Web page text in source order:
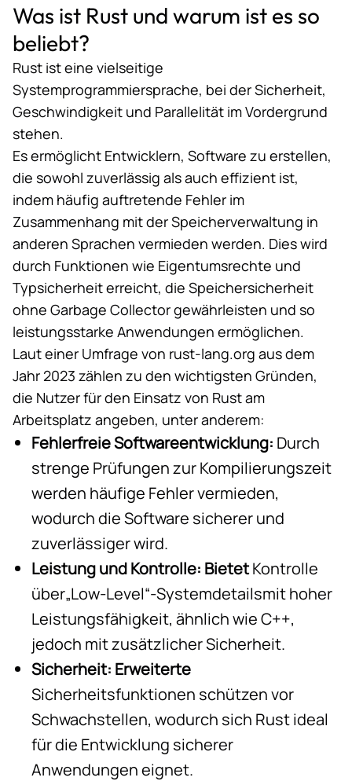
Was ist Rust und warum ist es so
beliebt?
Rust ist eine vielseitige
Systemprogrammiersprache, bei der Sicherheit,
Geschwindigkeit und Parallelität im Vordergrund
stehen.
Es ermöglicht Entwicklern, Software zu erstellen,
die sowohl zuverlässig als auch effizient ist,
indem häufig auftretende Fehler im
Zusammenhang mit der Speicherverwaltung in
anderen Sprachen vermieden werden. Dies wird
durch Funktionen wie Eigentumsrechte und
Typsicherheit erreicht, die Speichersicherheit
ohne Garbage Collectorgewährleisten und so
leistungsstarke Anwendungen ermöglichen.
Laut einer Umfrage von rust-lang.org aus dem
Jahr 2023 zählen zu den wichtigsten Gründen,
die Nutzer für den Einsatz von Rust am
Arbeitsplatz angeben, unter anderem:
Fehlerfreie Softwareentwicklung: Durch
strenge Prüfungen zur Kompilierungszeit
werden häufige Fehler vermieden,
wodurch die Software sicherer und
zuverlässiger wird.
Leistung und Kontrolle: BietetKontrolle
über„Low-Level“-Systemdetailsmit hoher
Leistungsfähigkeit, ähnlich wie C++,
jedoch mit zusätzlicher Sicherheit.
Sicherheit: Erweiterte
Sicherheitsfunktionen schützen vor
Schwachstellen, wodurch sich Rust ideal
für die Entwicklung sicherer
Anwendungen eignet.